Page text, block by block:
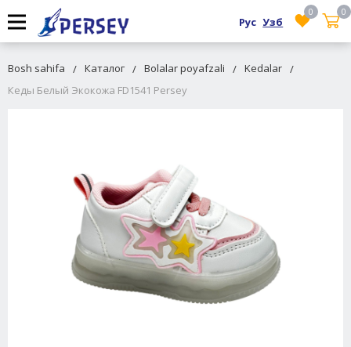
0
0
Рус Узб
Bosh sahifa Каталог Bolalar poyafzali
Kedalar
Кеды Белый Экокожа FD1541 Persey